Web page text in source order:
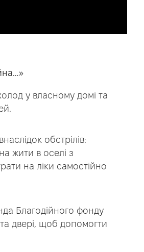
у власному домі та
обстрілів:
жити в оселі з
на ліки самостійно
Благодійного фонду
двері, щоб допомогти